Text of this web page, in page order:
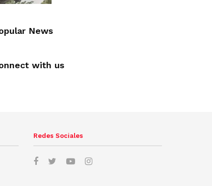
News
with us
Redes Sociales